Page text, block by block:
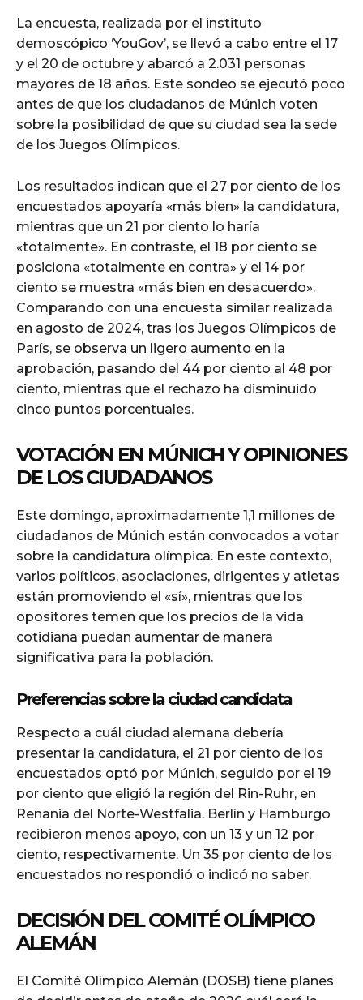
La encuesta, realizada por el instituto
demoscópico ‘YouGov’, se llevó a cabo entre el 17
y el 20 de octubre y abarcó a 2.031 personas
mayores de 18 años. Este sondeo se ejecutó poco
antes de que los ciudadanos de Múnich voten
sobre la posibilidad de que su ciudad sea la sede
de los Juegos Olímpicos.
Los resultados indican que el 27 por ciento de los
encuestados apoyaría «más bien» la candidatura,
mientras que un 21 por ciento lo haría
«totalmente». En contraste, el 18 por ciento se
posiciona «totalmente en contra» y el 14 por
ciento se muestra «más bien en desacuerdo».
Comparando con una encuesta similar realizada
en agosto de 2024, tras los Juegos Olímpicos de
París, se observa un ligero aumento en la
aprobación, pasando del 44 por ciento al 48 por
ciento, mientras que el rechazo ha disminuido
cinco puntos porcentuales.
VOTACIÓN EN MÚNICH Y OPINIONES
DE LOS CIUDADANOS
Este domingo, aproximadamente 1,1 millones de
ciudadanos de Múnich están convocados a votar
sobre la candidatura olímpica. En este contexto,
varios políticos, asociaciones, dirigentes y atletas
están promoviendo el «sí», mientras que los
opositores temen que los precios de la vida
cotidiana puedan aumentar de manera
significativa para la población.
Preferencias sobre la ciudad candidata
Respecto a cuál ciudad alemana debería
presentar la candidatura, el 21 por ciento de los
encuestados optó por Múnich, seguido por el 19
por ciento que eligió la región del Rin-Ruhr, en
Renania del Norte-Westfalia. Berlín y Hamburgo
recibieron menos apoyo, con un 13 y un 12 por
ciento, respectivamente. Un 35 por ciento de los
encuestados no respondió o indicó no saber.
DECISIÓN DEL COMITÉ OLÍMPICO
ALEMÁN
El Comité Olímpico Alemán (DOSB) tiene planes